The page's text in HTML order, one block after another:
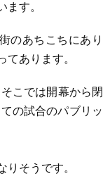
す。
のあちこちにあり
あります。
こでは開幕から
の試合のパブリ
そうです。